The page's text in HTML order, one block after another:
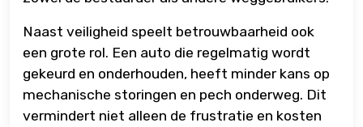
Naast veiligheid speelt betrouwbaarheid ook
een grote rol. Een auto die regelmatig wordt
gekeurd en onderhouden, heeft minder kans op
mechanische storingen en pech onderweg. Dit
vermindert niet alleen de frustratie en kosten